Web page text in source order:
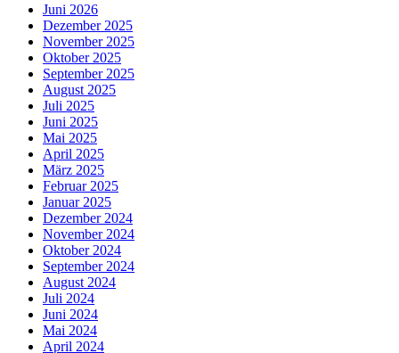
Juni 2026
Dezember 2025
November 2025
Oktober 2025
September 2025
August 2025
Juli 2025
Juni 2025
Mai 2025
April 2025
März 2025
Februar 2025
Januar 2025
Dezember 2024
November 2024
Oktober 2024
September 2024
August 2024
Juli 2024
Juni 2024
Mai 2024
April 2024